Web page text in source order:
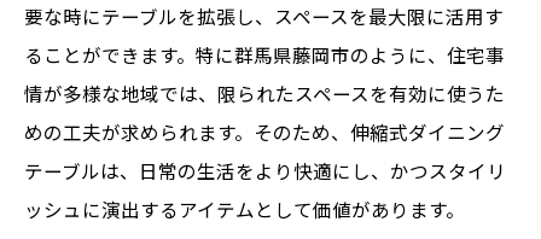
ブル
要な時にテーブルを拡張し、スペースを最大限に活用す
ることができます。特に群馬県藤岡市のように、住宅事
情が多様な地域では、限られたスペースを有効に使うた
めの工夫が求められます。そのため、伸縮式ダイニング
テーブルは、日常の生活をより快適にし、かつスタイリ
ッシュに演出するアイテムとして価値があります。